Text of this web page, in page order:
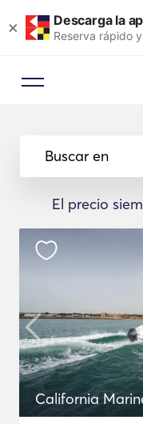
× Descarga la
Reserva rápido
Buscar en
El precio
California